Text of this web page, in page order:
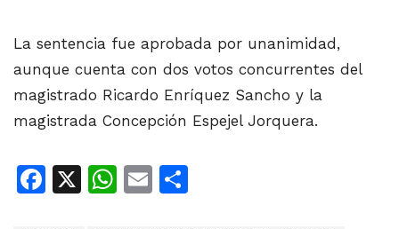
La sentencia fue aprobada por unanimidad,
aunque cuenta con dos votos concurrentes del
magistrado Ricardo Enríquez Sancho y la
magistrada Concepción Espejel Jorquera.
Facebook
X WhatsApp
Email